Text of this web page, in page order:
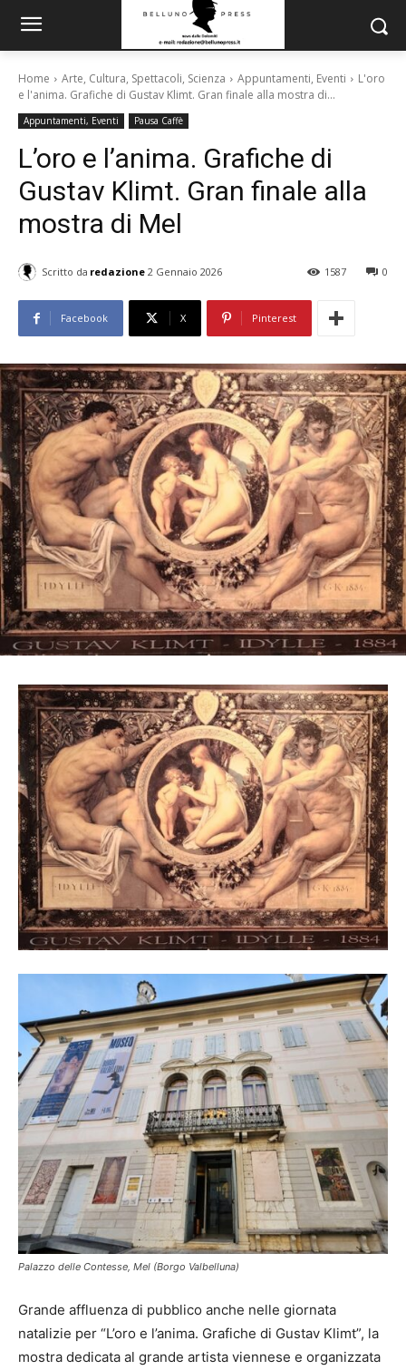
Home Arte, Cultura, Spettacoli, Scienza Appuntamenti, Eventi
L'oro
e l'anima. Grafiche di Gustav Klimt. Gran finale alla mostra di...
Appuntamenti, Eventi Pausa Caffè
L’oro e l’anima. Grafiche di
Gustav Klimt. Gran finale alla
mostra di Mel
Scritto da redazione 2 Gennaio 2026 0
1587
Facebook X Pinterest
Palazzo delle Contesse, Mel (Borgo Valbelluna)
Grande affluenza di pubblico anche nelle giornata
natalizie per “L’oro e l’anima. Grafiche di Gustav Klimt”, la
mostra dedicata al grande artista viennese e organizzata